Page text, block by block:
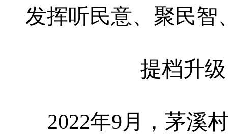
发挥听民意、聚民智
提档升级
2022年9月，茅溪